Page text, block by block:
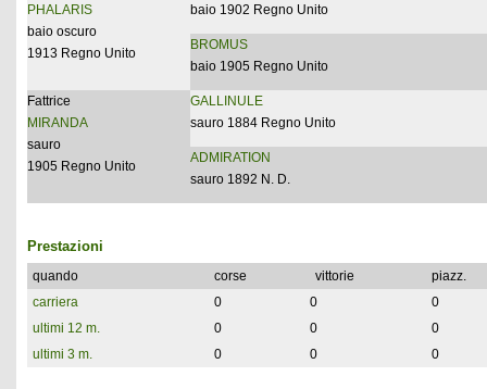
PHALARIS
baio oscuro
1913 Regno Unito
baio 1902 Regno Unito
BROMUS
baio 1905 Regno Unito
Fattrice
MIRANDA
sauro
1905 Regno Unito
GALLINULE
sauro 1884 Regno Unito
ADMIRATION
sauro 1892 N. D.
Prestazioni
quando corse vittorie
piazz.
carriera
0 0
0
ultimi 12 m.
0 0
0
ultimi 3 m.
0 0 0